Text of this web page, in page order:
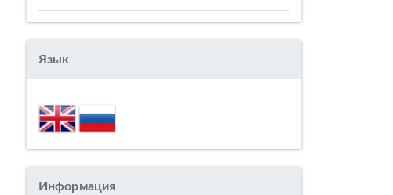
Язык
Информация